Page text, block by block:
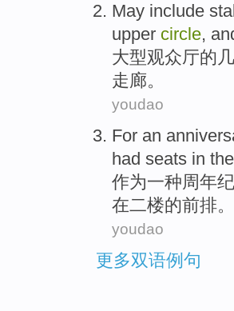
May include
upper circle,
大型观众厅的
走廊。
youdao
For an
had seats in the
作为一种周年
在二楼的前排。
youdao
更多双语例句